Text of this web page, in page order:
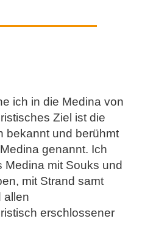
ich in die Medina von
Ziel ist die
bekannt und berühmt
genannt. Ich
Medina mit Souks und
mit Strand samt
allen
erschlossener